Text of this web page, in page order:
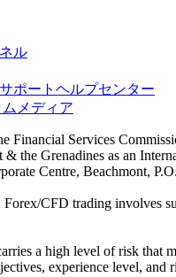
ル
ポート ヘルプセンター
メディア
Financial Services
the Grenadines as an
Centre, Beachmont,
CFD trading involves
a high level of risk that
experience level,